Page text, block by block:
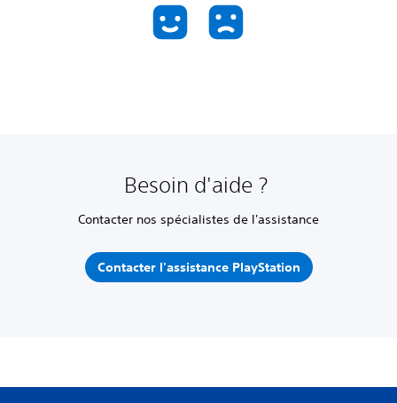
Besoin d'aide ?
Contacter nos spécialistes de l'assistance
Contacter l'assistance PlayStation